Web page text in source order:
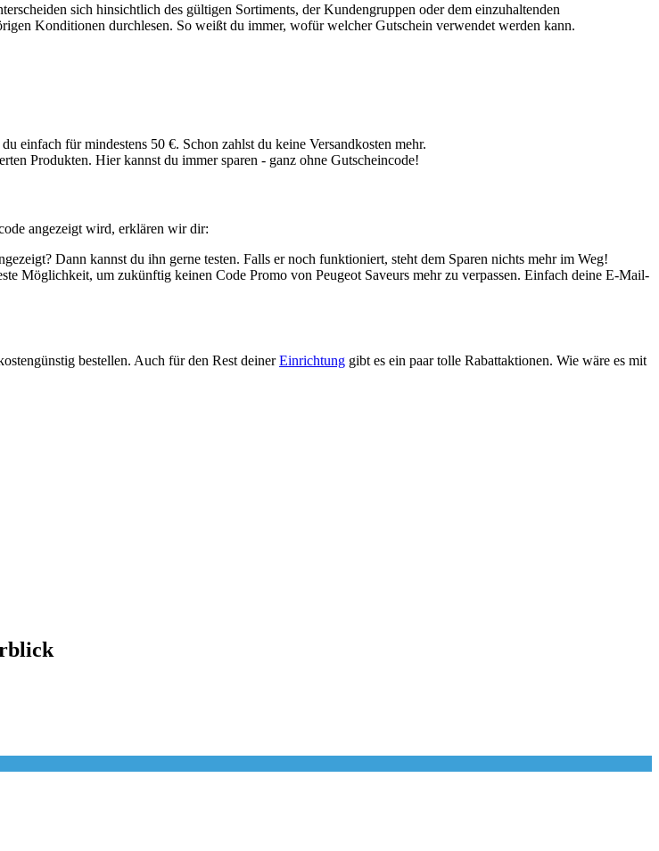
sich hinsichtlich des gültigen Sortiments, der Kundengruppen oder dem einzuhaltenden
Konditionen durchlesen. So weißt du immer, wofür welcher Gutschein verwendet werden kann.
einfach für mindestens 50 €. Schon zahlst du keine Versandkosten mehr.
Produkten. Hier kannst du immer sparen - ganz ohne Gutscheincode!
angezeigt wird, erklären wir dir:
Dann kannst du ihn gerne testen. Falls er noch funktioniert, steht dem Sparen nichts mehr im Weg!
Möglichkeit, um zukünftig keinen Code Promo von Peugeot Saveurs mehr zu verpassen. Einfach deine E-Mail-
bestellen. Auch für den Rest deinerEinrichtung gibt es ein paar tolle Rabattaktionen. Wie wäre es mit